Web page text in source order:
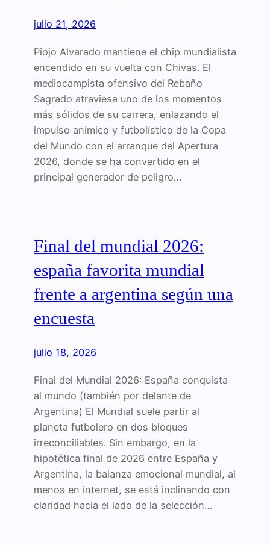
julio 21, 2026
Piojo Alvarado mantiene el chip mundialista
encendido en su vuelta con Chivas. El
mediocampista ofensivo del Rebaño
Sagrado atraviesa uno de los momentos
más sólidos de su carrera, enlazando el
impulso anímico y futbolístico de la Copa
del Mundo con el arranque del Apertura
2026, donde se ha convertido en el
principal generador de peligro…
Final del mundial 2026:
españa favorita mundial
frente a argentina según una
encuesta
julio 18, 2026
Final del Mundial 2026: España conquista
al mundo (también por delante de
Argentina) El Mundial suele partir al
planeta futbolero en dos bloques
irreconciliables. Sin embargo, en la
hipotética final de 2026 entre España y
Argentina, la balanza emocional mundial, al
menos en internet, se está inclinando con
claridad hacia el lado de la selección…